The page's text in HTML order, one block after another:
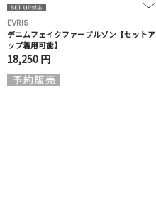
EVRIS
デニムフェイクファーブルゾン【セットア
ップ着用可能】
18,250 円